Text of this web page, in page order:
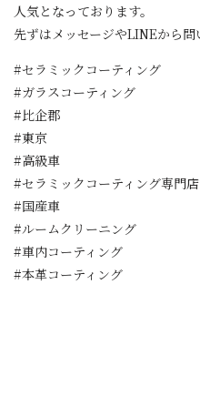
人気となっております。
先ずはメッセージやLINEから問
#セラミックコーティング
#ガラスコーティング
#比企郡
#東京
#高級車
#セラミックコーティング専門店
#国産車
#ルームクリーニング
#車内コーティング
#本革コーティング